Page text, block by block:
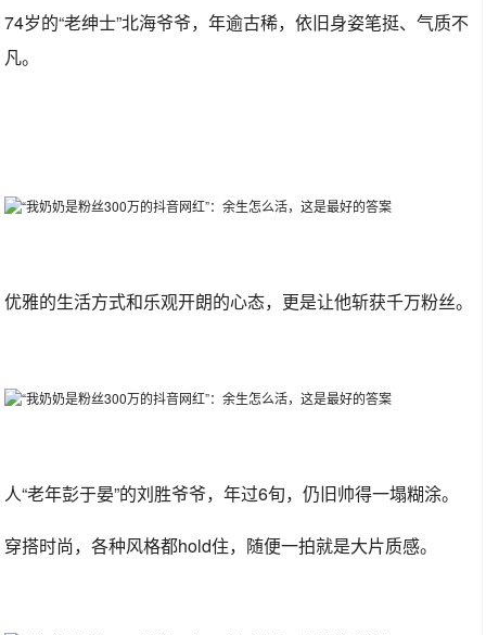
74岁的“老绅士”北海爷爷，年逾古稀，依旧身姿笔挺、气质不
凡。
优雅的生活方式和乐观开朗的心态，更是让他斩获千万粉丝。
人“老年彭于晏”的刘胜爷爷，年过6旬，仍旧帅得一塌糊涂。
穿搭时尚，各种风格都hold住，随便一拍就是大片质感。